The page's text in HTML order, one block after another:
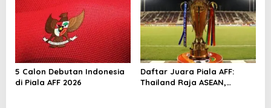
5 Calon Debutan Indonesia
di Piala AFF 2026
Daftar Juara Piala AFF:
Thailand Raja ASEAN,